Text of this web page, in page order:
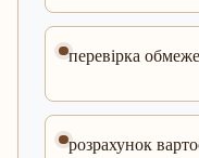
перевірка
розрахунок